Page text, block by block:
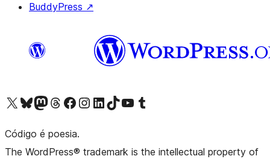
BuddyPress ↗
Acessar nossa conta do X (antigo Twitter)
Acessar nossa conta do Bluesky
Acessar nossa conta do Mastodon
Acessar nossa conta do Threads
Acessar nossa página do Facebook
Acessar nossa conta do Instagram
Acessar nossa conta do LinkedIn
Acessar nossa conta do TikTok
Acessar nosso canal do YouTube
Acessar nossa conta no Tumblr
Código é poesia.
The WordPress® trademark is the intellectual property of